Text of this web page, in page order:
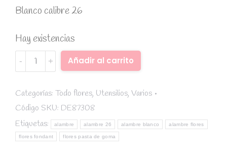
Blanco calibre 26
Hay existencias
Alambre
para
Blanco,
calibre
26
(50
uds)
Añadir al carrito
Categorías: Todo flores, Utensilios, Varios
Código SKU: DE87308
Etiquetas:
alambre alambre 26 alambre blanco alambre flores
flores fondant flores pasta de goma